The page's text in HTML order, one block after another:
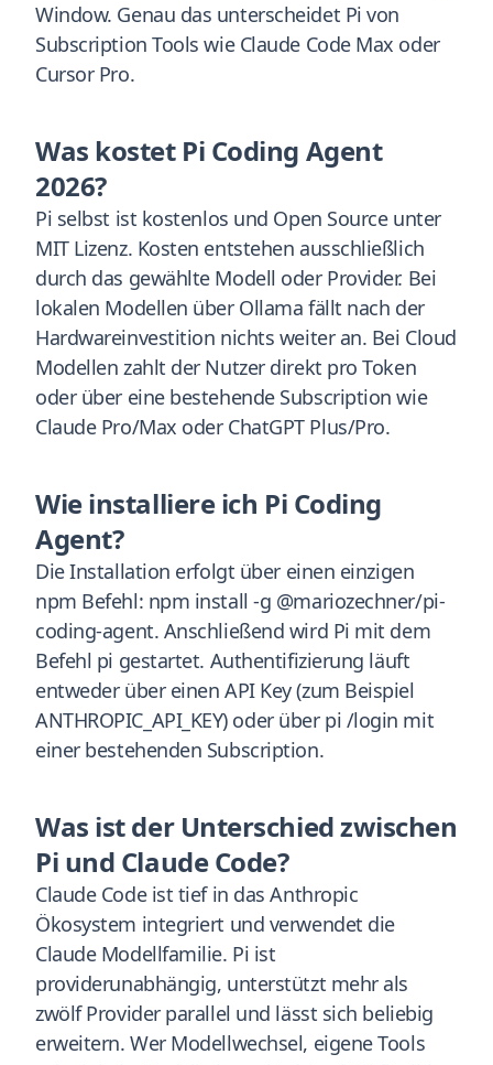
Window. Genau das unterscheidet Pi von
Subscription Tools wie Claude Code Max oder
Cursor Pro.
Was kostet Pi Coding Agent
2026?
Pi selbst ist kostenlos und Open Source unter
MIT Lizenz. Kosten entstehen ausschließlich
durch das gewählte Modell oder Provider. Bei
lokalen Modellen über Ollama fällt nach der
Hardwareinvestition nichts weiter an. Bei Cloud
Modellen zahlt der Nutzer direkt pro Token
oder über eine bestehende Subscription wie
Claude Pro/Max oder ChatGPT Plus/Pro.
Wie installiere ich Pi Coding
Agent?
Die Installation erfolgt über einen einzigen
npm Befehl: npm install -g @mariozechner/pi-
coding-agent. Anschließend wird Pi mit dem
Befehl pi gestartet. Authentifizierung läuft
entweder über einen API Key (zum Beispiel
ANTHROPIC_API_KEY) oder über pi /login mit
einer bestehenden Subscription.
Was ist der Unterschied zwischen
Pi und Claude Code?
Claude Code ist tief in das Anthropic
Ökosystem integriert und verwendet die
Claude Modellfamilie. Pi ist
providerunabhängig, unterstützt mehr als
zwölf Provider parallel und lässt sich beliebig
erweitern. Wer Modellwechsel, eigene Tools